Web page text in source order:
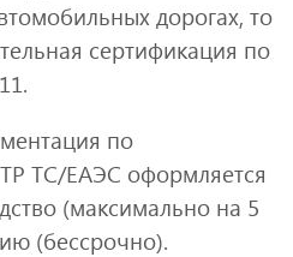
дорогах, то
сертификация по
по
ТС/ЕАЭС оформляется
(максимально на 5
(бессрочно).